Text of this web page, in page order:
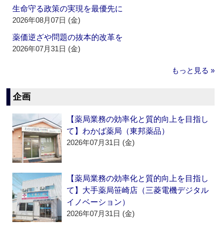
生命守る政策の実現を最優先に
2026年08月07日 (金)
薬価逆ざや問題の抜本的改革を
2026年07月31日 (金)
もっと見る »
企画
【薬局業務の効率化と質的向上を目指し
て】わかば薬局（東邦薬品）
2026年07月31日 (金)
【薬局業務の効率化と質的向上を目指し
て】大手薬局笹崎店（三菱電機デジタル
イノベーション）
2026年07月31日 (金)